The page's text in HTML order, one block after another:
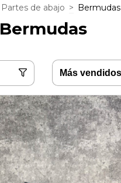
Partes de abajo > Bermudas
Bermudas